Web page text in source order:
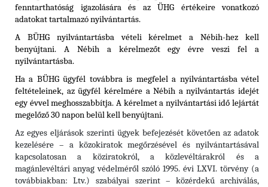
fenntarthatóság igazolására és az ÜHG értékeire vonatkozó
adatokat tartalmazó nyilvántartás.
A BÜHG nyilvántartásba vételi kérelmet a Nébih-hez kell
benyújtani. A Nébih a kérelmezőt egy évre veszi fel a
nyilvántartásba.
Ha a BÜHG ügyfél továbbra is megfelel a nyilvántartásba vétel
feltételeinek, az ügyfél kérelmére a Nébih a nyilvántartás idejét
egy évvel meghosszabbítja. A kérelmet a nyilvántartási idő lejártát
megelőző 30 napon belül kell benyújtani.
Az egyes eljárások szerinti ügyek befejezését követően az adatok
kezelésére – a közokiratok megőrzésével és nyilvántartásával
kapcsolatosan a köziratokról, a közlevéltárakról és a
magánlevéltári anyag védelméről szóló 1995. évi LXVI. törvény (a
továbbiakban: Ltv.)
szabályai szerint – közérdekű archiválás,